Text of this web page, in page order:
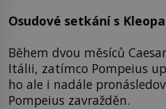
Osudové setkání s
Během dvou měsíců
Itálii, zatímco Pompeius
ho ale i nadále
Pompeius zavražděn.